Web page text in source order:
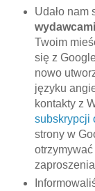
Udało nam
wydawcami
Twoim
się z
nowo
języku
kontakty z
subskrypcji
strony w